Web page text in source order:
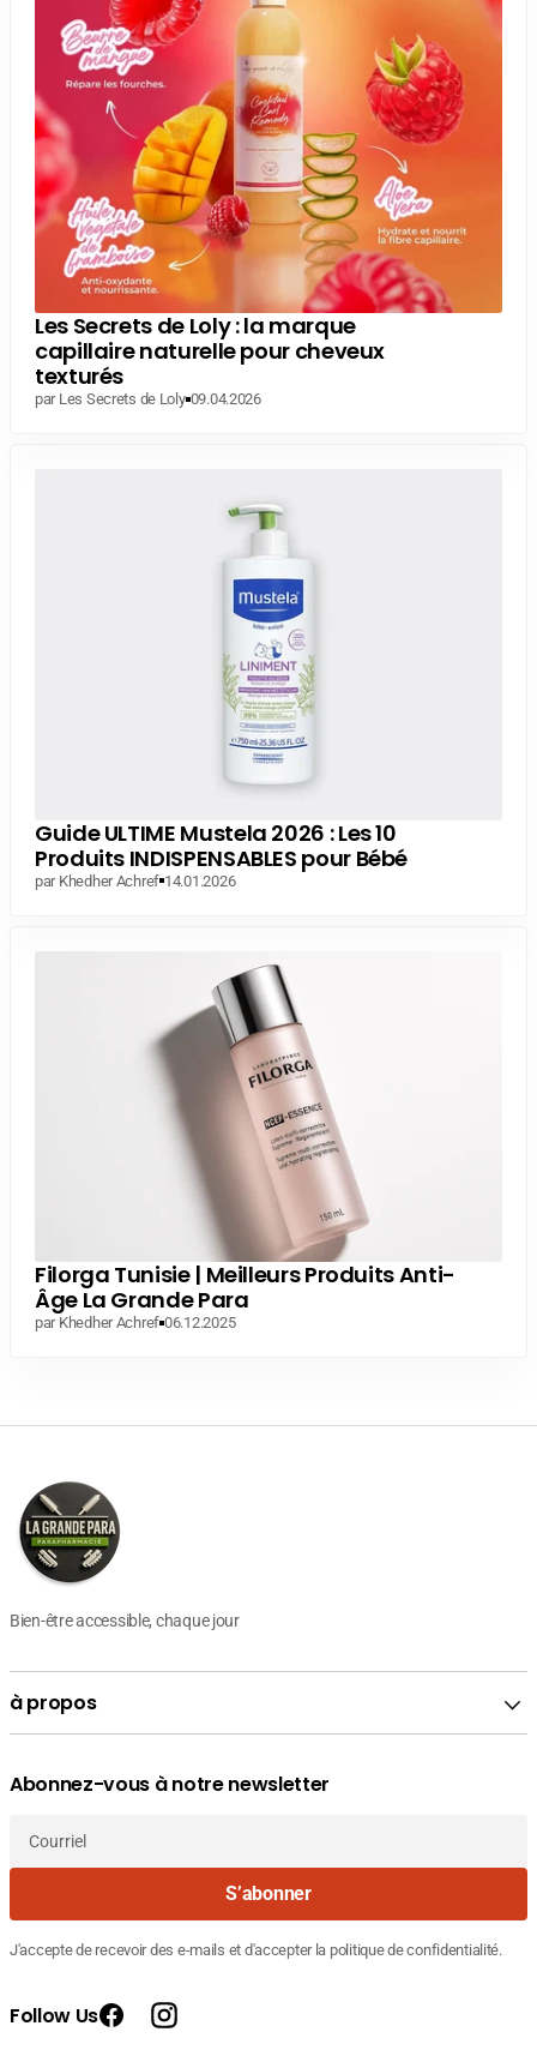
Les Secrets de Loly : la marque
capillaire naturelle pour cheveux
texturés
par Les Secrets de Loly 09.04.2026
Guide ULTIME Mustela 2026 : Les 10
Produits INDISPENSABLES pour Bébé
par Khedher Achref 14.01.2026
Filorga Tunisie | Meilleurs Produits Anti-
Âge La Grande Para
par Khedher Achref 06.12.2025
Bien-être accessible, chaque jour
à propos
Abonnez-vous à notre newsletter
Courriel
S’abonner
J'accepte de recevoir des e-mails et d'accepter la politique de confidentialité.
Follow Us FacebookInstagram